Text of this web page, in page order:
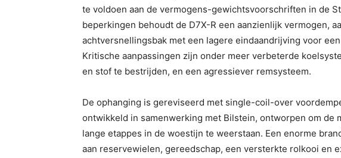
te voldoen aan de vermogens-gewichtsvoorschriften in de
beperkingen behoudt de D7X-R een aanzienlijk vermogen,
achtversnellingsbak met een lagere eindaandrijving voor
Kritische aanpassingen zijn onder meer verbeterde
en stof te bestrijden, en een agressiever remsysteem.
De ophanging is gereviseerd met single-coil-over
ontwikkeld in samenwerking met Bilstein, ontworpen om de
lange etappes in de woestijn te weerstaan. Een enorme
aan reservewielen, gereedschap, een versterkte rolkooi en